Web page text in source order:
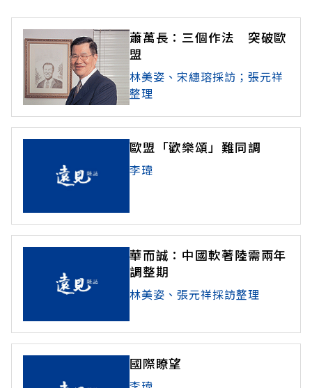
蕭萬長：三個作法 突破歐
盟
林美姿、宋繐瑢採訪；張元祥
整理
歐盟「歡樂頌」難同調
李瑋
華而誠：中國軟著陸需兩年
調整期
林美姿、張元祥採訪整理
國際瞭望